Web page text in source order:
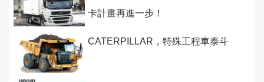
卡計畫再進一步！
CATERPILLAR，特殊工程車泰斗